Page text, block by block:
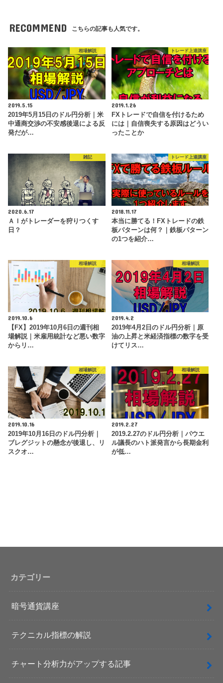
RECOMMEND こちらの記事も人気です。
相場解説
2019.5.15
2019年5月15日のドル円分析｜米
中通商交渉の不安感後退による反
発だが…
トレード上達講座
2019.1.26
FXトレードで自信を付けるため
には｜自信喪失する原因はどうい
ったことか
雑記
2020.6.17
ＡＩがトレーダーを狩りつくす
日？
トレード上達講座
2018.11.17
本当に勝てる！FXトレードの鉄
板パターンは何？｜鉄板パターン
の1つを紹介…
相場解説
2019.10.6
【FX】2019年10月6日の週刊相
場解説｜米雇用統計など悪い数字
からリ…
相場解説
2019.4.2
2019年4月2日のドル円分析｜原
油の上昇と米経済指標の数字を受
けてリス…
相場解説
2019.10.16
2019年10月16日のドル円分析｜
ブレグジットの懸念が後退し、リ
スクオ…
相場解説
2019.2.27
2019.2.27のドル円分析｜パウエ
ル議長のハト派発言から長期金利
が低…
カテゴリー
暗号通貨講座
テクニカル指標の解説
チャート分析力がアップする記事